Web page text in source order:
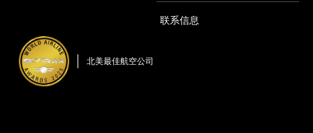
联系信息
北美最佳航空公司